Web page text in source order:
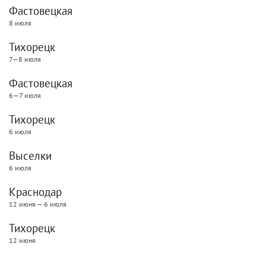
Фастовецкая
8 июля
Тихорецк
7—8 июля
Фастовецкая
6—7 июля
Тихорецк
6 июля
Выселки
6 июля
Краснодар
12 июня — 6 июля
Тихорецк
12 июня